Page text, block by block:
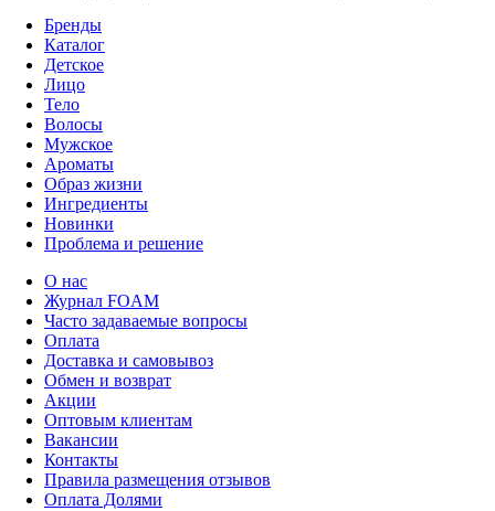
Бренды
Каталог
Детское
Лицо
Тело
Волосы
Мужское
Ароматы
Образ жизни
Ингредиенты
Новинки
Проблема и решение
О нас
Журнал FOAM
Часто задаваемые вопросы
Оплата
Доставка и самовывоз
Обмен и возврат
Акции
Оптовым клиентам
Вакансии
Контакты
Правила размещения отзывов
Оплата Долями